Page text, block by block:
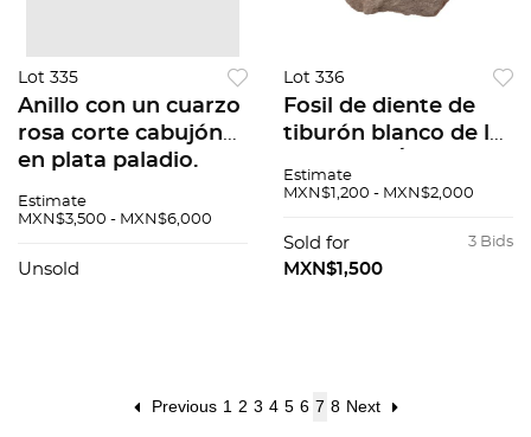
Lot 335
Anillo con un cuarzo
rosa corte cabujón
en plata paladio.
Estimate
MXN$3,500 - MXN$6,000
Unsold
Lot 336
Fosil de diente de
tiburón blanco de las
Estimate
MXN$1,200 - MXN$2,000
3 Bids
Sold for
MXN$1,500
Previous 1 2 3 4 5 6 7 8 Next